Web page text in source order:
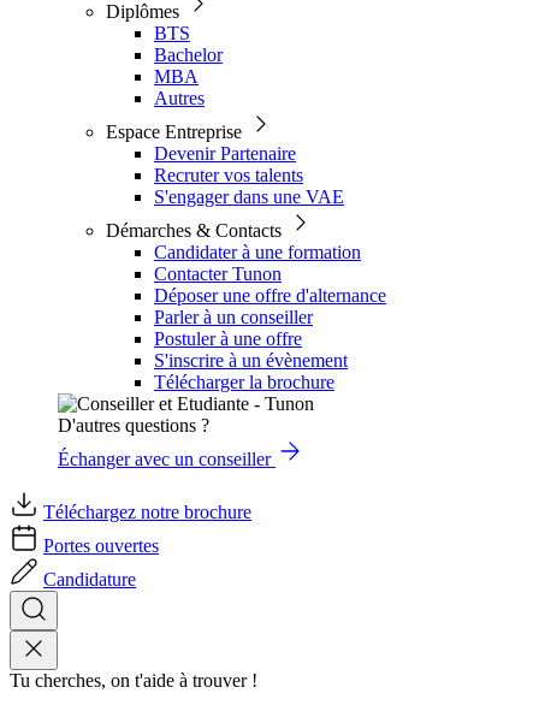
Diplômes
BTS
Bachelor
MBA
Autres
Espace Entreprise
Devenir Partenaire
Recruter vos talents
S'engager dans une VAE
Démarches & Contacts
Candidater à une formation
Contacter Tunon
Déposer une offre d'alternance
Parler à un conseiller
Postuler à une offre
S'inscrire à un évènement
Télécharger la brochure
D'autres questions ?
Échanger avec un conseiller
Téléchargez notre brochure
Portes ouvertes
Candidature
Tu cherches, on t'aide à trouver !